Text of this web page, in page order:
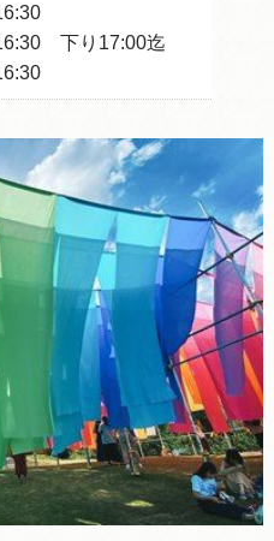
下り17:00迄